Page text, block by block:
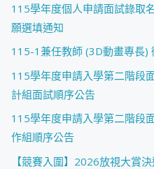
115學年度個人申請面試錄取
願選填通知
115-1兼任教師 (3D動畫專長)
115學年度申請入學第二階段
計組面試順序公告
115學年度申請入學第二階段
作組順序公告
【競賽入圍】2026放視大賞